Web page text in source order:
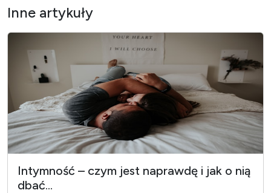
Inne artykuły
Intymność – czym jest naprawdę i jak o nią
dbać...